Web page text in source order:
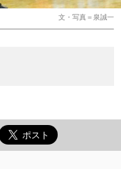
文・写真＝泉誠一